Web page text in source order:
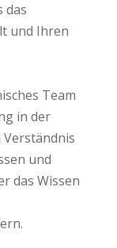
das
und Ihren
Team
in der
und
das Wissen